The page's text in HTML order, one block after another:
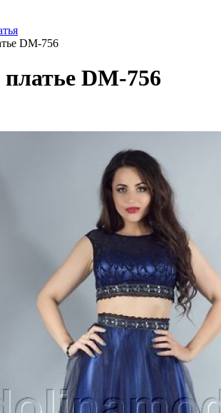
DM-756
платье DM-756